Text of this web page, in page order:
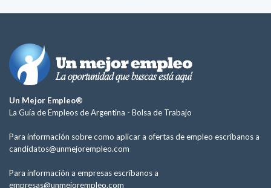
Un Mejor Empleo®
La Guía de Empleos de Argentina - Bolsa de Trabajo
Para información sobre como aplicar a ofertas de empleo escríbanos a
candidatos@unmejorempleo.com
Para información a empresas escríbanos a
empresas@unmejorempleo.com